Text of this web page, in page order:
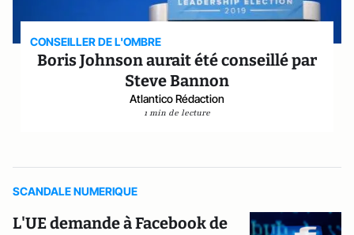
CONSEILLER DE L'OMBRE
Boris Johnson aurait été conseillé par
Steve Bannon
Atlantico Rédaction
1 min de lecture
SCANDALE NUMERIQUE
L'UE demande à Facebook de